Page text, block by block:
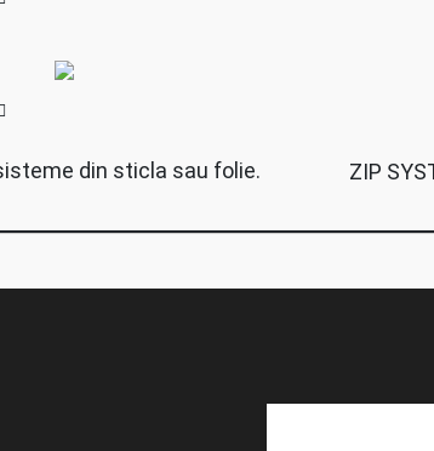
din sticla sau folie. ZIP SYSTEM